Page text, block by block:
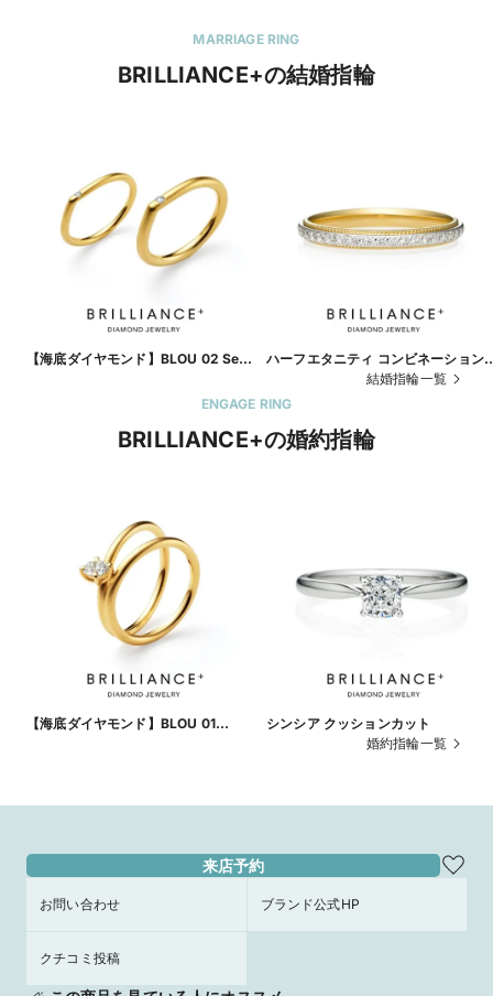
MARRIAGE RING
BRILLIANCE+の結婚指輪
【海底ダイヤモンド】BLOU 02 Sea
ハーフエタニティ コンビネーション
結婚指輪一覧
ENGAGE RING
BRILLIANCE+の婚約指輪
【海底ダイヤモンド】BLOU 01
シンシア クッションカット
婚約指輪一覧
来店予約
お問い合わせ ブランド公式HP
クチコミ投稿